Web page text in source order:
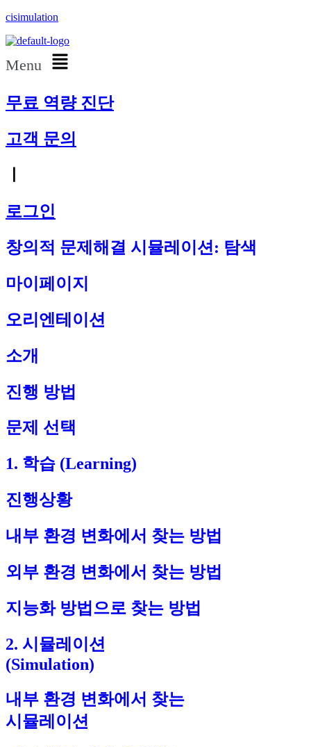
cisimulation
Menu
무료 역량 진단
고객 문의
로그인
창의적 문제해결 시뮬레이션: 탐색
마이페이지
오리엔테이션
소개
진행 방법
문제 선택
1. 학습 (Learning)
진행상황
내부 환경 변화에서 찾는 방법
외부 환경 변화에서 찾는 방법
지능화 방법으로 찾는 방법
2. 시뮬레이션
(Simulation)
내부 환경 변화에서 찾는
시뮬레이션